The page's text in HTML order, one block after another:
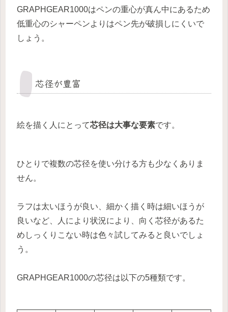
GRAPHGEAR1000はペンの重心が真ん中にあるため
低重心のシャーペンよりはペン先が破損しにくいで
しょう。
芯径が豊富
絵を描く人にとって芯径は大事な要素です。
ひとりで複数の芯径を使い分ける方も少なくありま
せん。
ラフは太いほうが良い、細かく描く時は細いほうが
良いなど、人により状況により、向く芯径があるた
めしっくりこない時は色々試してみると良いでしょ
う。
GRAPHGEAR1000の芯径は以下の5種類です。